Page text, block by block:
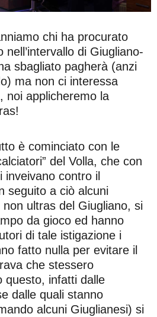
chi ha procurato
di Giugliano-
sbagliato pagherà (anzi
ma non ci interessa
noi applicheremo la
è cominciato con le
del Volla, che con
contro il
seguito a ciò alcuni
ultras del Giugliano, si
da gioco ed hanno
di tale istigazione i
fatto nulla per evitare il
che stessero
questo, infatti dalle
dalle quali stanno
alcuni Giuglianesi) si